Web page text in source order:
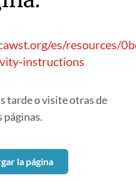
es/resources/
instructions
tarde o visite otras de
páginas.
la página